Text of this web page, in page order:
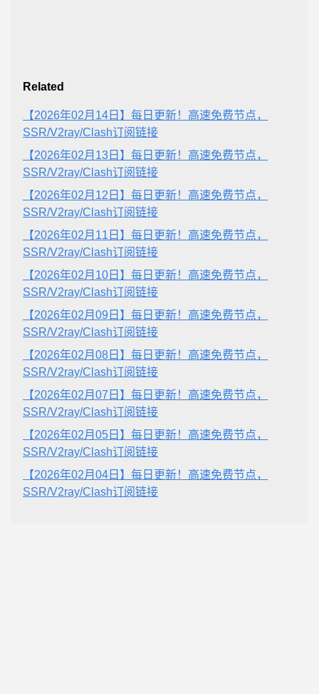
Related
【2026年02月14日】每日更新！高速免费节点，
SSR/V2ray/Clash订阅链接
【2026年02月13日】每日更新！高速免费节点，
SSR/V2ray/Clash订阅链接
【2026年02月12日】每日更新！高速免费节点，
SSR/V2ray/Clash订阅链接
【2026年02月11日】每日更新！高速免费节点，
SSR/V2ray/Clash订阅链接
【2026年02月10日】每日更新！高速免费节点，
SSR/V2ray/Clash订阅链接
【2026年02月09日】每日更新！高速免费节点，
SSR/V2ray/Clash订阅链接
【2026年02月08日】每日更新！高速免费节点，
SSR/V2ray/Clash订阅链接
【2026年02月07日】每日更新！高速免费节点，
SSR/V2ray/Clash订阅链接
【2026年02月05日】每日更新！高速免费节点，
SSR/V2ray/Clash订阅链接
【2026年02月04日】每日更新！高速免费节点，
SSR/V2ray/Clash订阅链接